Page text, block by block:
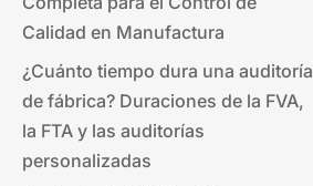
Calidad en Manufactura
¿Cuánto tiempo dura una auditoría
de fábrica? Duraciones de la FVA,
la FTA y las auditorías
personalizadas